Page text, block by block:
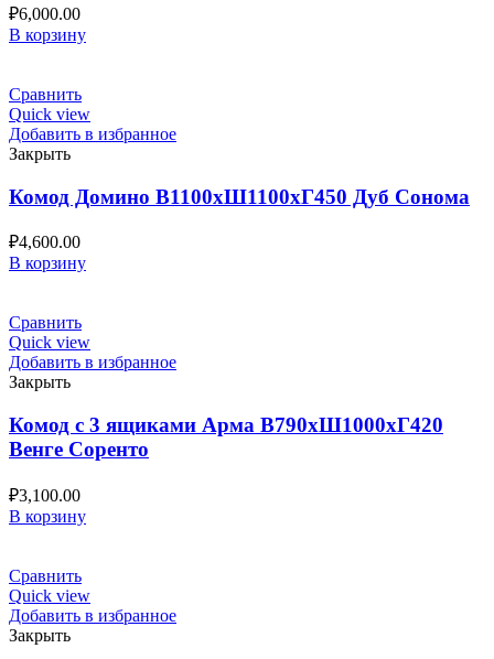
₽6,000.00
В корзину
Сравнить
Quick view
Добавить в избранное
Закрыть
Комод Домино В1100хШ1100хГ450 Дуб Сонома
₽4,600.00
В корзину
Сравнить
Quick view
Добавить в избранное
Закрыть
Комод с 3 ящиками Арма В790хШ1000хГ420
Венге Соренто
₽3,100.00
В корзину
Сравнить
Quick view
Добавить в избранное
Закрыть